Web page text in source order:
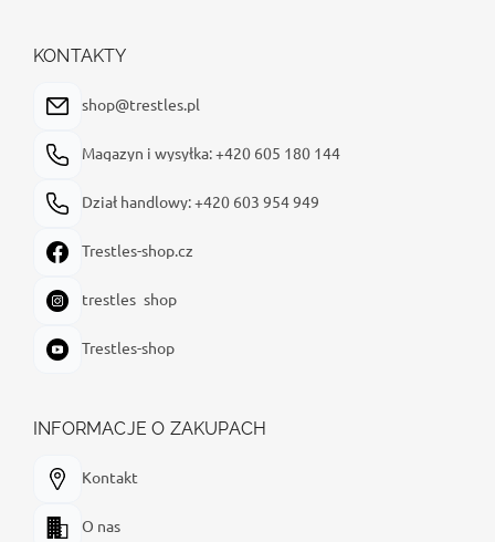
KONTAKTY
shop@trestles.pl
Magazyn i wysyłka: +420 605 180 144
Dział handlowy: +420 603 954 949
Trestles-shop.cz
trestles_shop
Trestles-shop
INFORMACJE O ZAKUPACH
Kontakt
O nas